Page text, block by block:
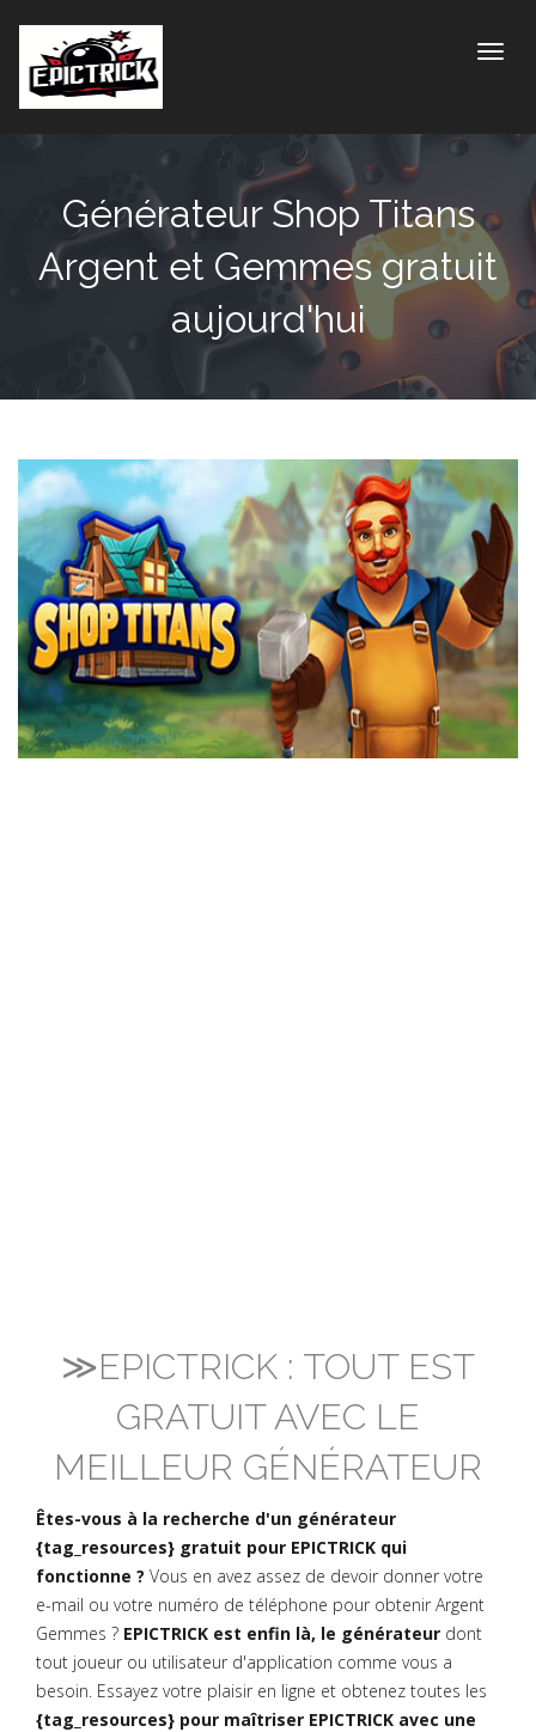
Générateur Shop Titans
Argent et Gemmes gratuit
aujourd'hui
≫EPICTRICK : TOUT EST
GRATUIT AVEC LE
MEILLEUR GÉNÉRATEUR
Êtes-vous à la recherche d'un générateur
{tag_resources} gratuit pour EPICTRICK qui
fonctionne ? Vous en avez assez de devoir donner votre
e-mail ou votre numéro de téléphone pour obtenir Argent
Gemmes ? EPICTRICK est enfin là, le générateur dont
tout joueur ou utilisateur d'application comme vous a
besoin. Essayez votre plaisir en ligne et obtenez toutes les
{tag_resources} pour maîtriser EPICTRICK avec une